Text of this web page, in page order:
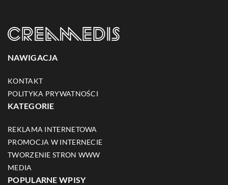
NAWIGACJA
KONTAKT
POLITYKA PRYWATNOŚCI
KATEGORIE
REKLAMA INTERNETOWA
PROMOCJA W INTERNECIE
TWORZENIE STRON WWW
MEDIA
POPULARNE WPISY